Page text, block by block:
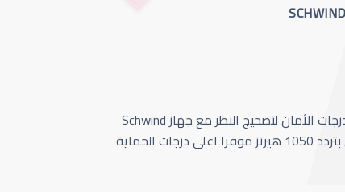
أحدث وأسرع تقنية بأعلى درجات الأمان لتصحيج النظر مع جهاز Schwind
Amaris 1050 الذي يعمل بتردد 1050 هيرتز موفرا اعلى درجات الحماية